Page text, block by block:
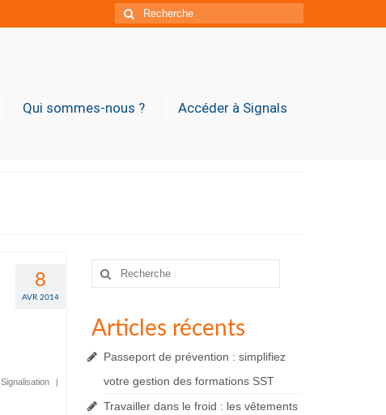
Rechercher
:
Qui sommes-nous ? Accéder à Signals
8
AVR 2014
Signalisation
|
Rechercher
Articles récents
Passeport de prévention : simplifiez
votre gestion des formations SST
Travailler dans le froid : les vêtements